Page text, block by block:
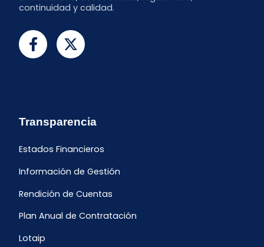
continuidad y calidad.
Transparencia
Estados Financieros
Información de Gestión
Rendición de Cuentas
Plan Anual de Contratación
Lotaip